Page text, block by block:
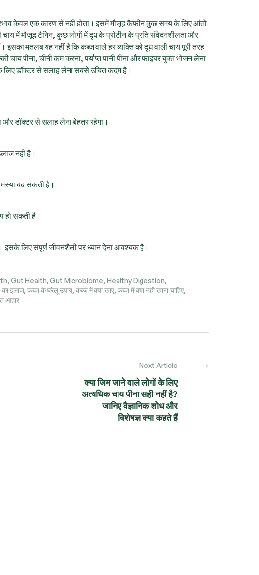
केवल एक कारण से नहीं होता। इसमें मौजूद कैफीन कुछ समय के लिए आंतों
में मौजूद टैनिन, कुछ लोगों में दूध के प्रोटीन के प्रति संवेदनशीलता और
मतलब यह नहीं है कि कब्ज वाले हर व्यक्ति को दूध वाली चाय पूरी तरह
पीना, चीनी कम करना, पर्याप्त पानी पीना और फाइबर युक्त भोजन लेना
डॉक्टर से सलाह लेना सबसे उचित कदम है।
और डॉक्टर से सलाह लेना बेहतर रहेगा।
नहीं है।
बढ़ सकती है।
हो सकती है।
इसके लिए संपूर्ण जीवनशैली पर ध्यान देना आवश्यक है।
, Gut Health, Gut Microbiome, Healthy Digestion,
इलाज, कब्ज के घरेलू उपाय, कब्ज में क्या खाएं, कब्ज में क्या नहीं खाना चाहिए,
आहार
Next Article
क्या जिम जाने वाले लोगों के लिए
अत्यधिक चाय पीना सही नहीं है?
जानिए वैज्ञानिक शोध और
विशेषज्ञ क्या कहते हैं